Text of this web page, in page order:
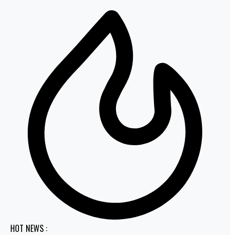
HOT NEWS :